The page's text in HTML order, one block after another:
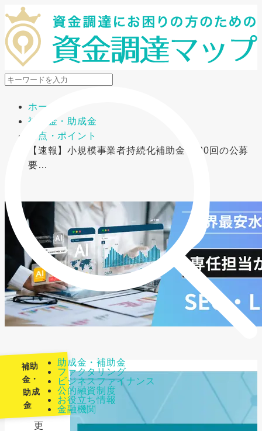
メニューを開閉
助成金・補助金
ファクタリング
ビジネスファイナンス
公的融資制度
お役立ち情報
金融機関
ホーム
補助金・助成金
要点・ポイント
【速報】小規模事業者持続化補助金 第20回の公募
要…
補助
金・
助成
金
最
更